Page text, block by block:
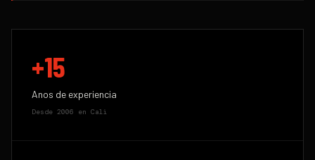
+15
Anos de experiencia
Desde 2006 en Cali